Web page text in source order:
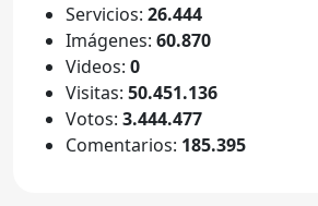
Servicios: 26.444
Imágenes: 60.870
Videos: 0
Visitas: 50.451.136
Votos: 3.444.477
Comentarios: 185.395